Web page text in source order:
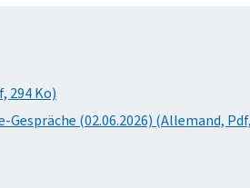
294 Ko)
(02.06.2026) (Allemand,